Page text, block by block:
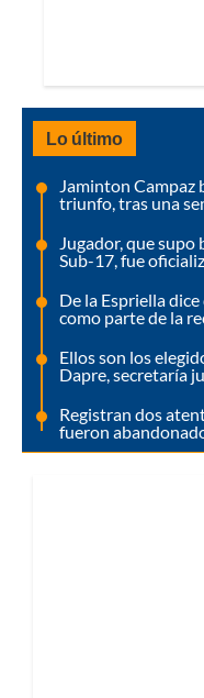
Lo último
Jaminton Campaz
triunfo, tras una
Jugador, que
Sub-17, fue
De la Espriella
como parte de la
Ellos son los
Dapre, secretaría
Registran dos
fueron